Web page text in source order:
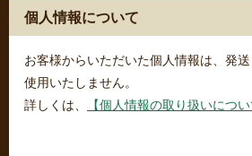
個人情報について
お客様からいただいた個人情報は、発
使用いたしません。
詳しくは、
【個人情報の取り扱いについ